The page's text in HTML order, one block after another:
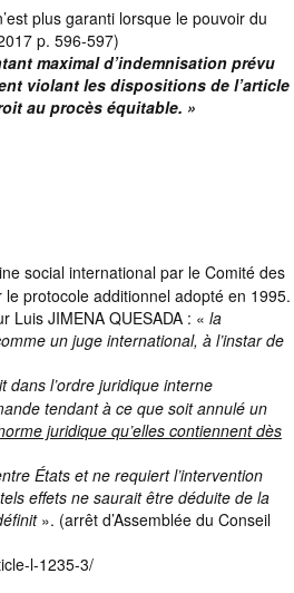
plus garanti lorsque le pouvoir du
p. 596-597)
maximal d’indemnisation prévu
violant les dispositions de l’article
au procès équitable. »
social international par le Comité des
protocole additionnel adopté en 1995.
Luis JIMENA QUESADA : « la
un juge international, à l’instar de
dans l’ordre juridique interne
tendant à ce que soit annulé un
juridique qu’elles contiennent dès
États et ne requiert l’intervention
effets ne saurait être déduite de la
». (arrêt d’Assemblée du Conseil
l-1235-3/